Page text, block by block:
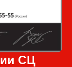
СЦ